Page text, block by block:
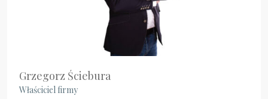
Grzegorz Ściebura
Właściciel firmy